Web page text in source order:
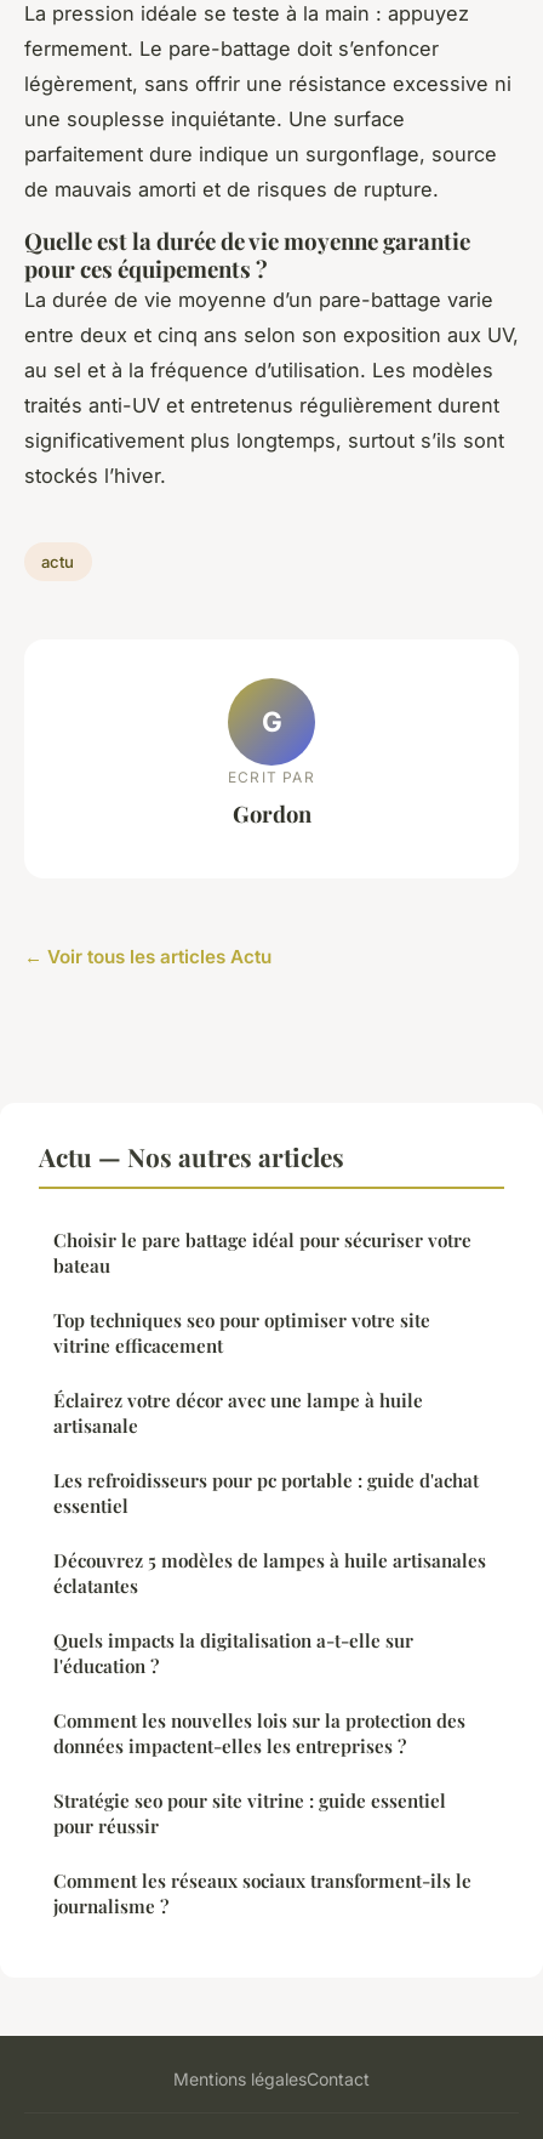
La pression idéale se teste à la main : appuyez
fermement. Le pare-battage doit s’enfoncer
légèrement, sans offrir une résistance excessive ni
une souplesse inquiétante. Une surface
parfaitement dure indique un surgonflage, source
de mauvais amorti et de risques de rupture.
Quelle est la durée de vie moyenne garantie
pour ces équipements ?
La durée de vie moyenne d’un pare-battage varie
entre deux et cinq ans selon son exposition aux UV,
au sel et à la fréquence d’utilisation. Les modèles
traités anti-UV et entretenus régulièrement durent
significativement plus longtemps, surtout s’ils sont
stockés l’hiver.
actu
G
ECRIT PAR
Gordon
← Voir tous les articles Actu
Actu — Nos autres articles
Choisir le pare battage idéal pour sécuriser votre
bateau
Top techniques seo pour optimiser votre site
vitrine efficacement
Éclairez votre décor avec une lampe à huile
artisanale
Les refroidisseurs pour pc portable : guide d'achat
essentiel
Découvrez 5 modèles de lampes à huile artisanales
éclatantes
Quels impacts la digitalisation a-t-elle sur
l'éducation ?
Comment les nouvelles lois sur la protection des
données impactent-elles les entreprises ?
Stratégie seo pour site vitrine : guide essentiel
pour réussir
Comment les réseaux sociaux transforment-ils le
journalisme ?
Mentions légalesContact